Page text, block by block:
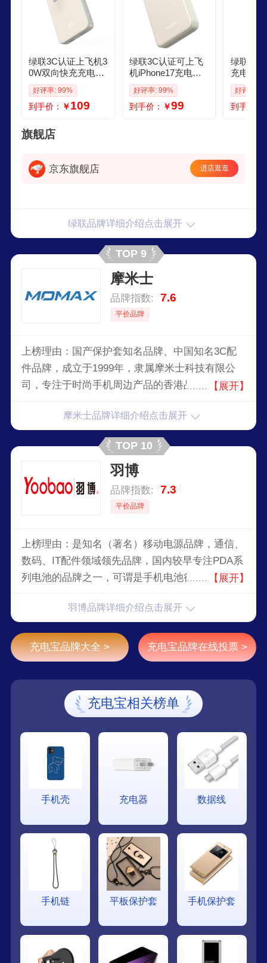
绿联3C认证上飞机3
0W双向快充充电宝
自带线10000毫安移
动电源适用iPhone1
7华为小米户外储能
好评率: 99%
到手价： ￥109
绿联3C认证可上飞
机iPhone17充电宝3
0W双向快充10000
mAh大容量移动电
源便携适用苹果华
好评率: 99%
到手价： ￥99
绿联3C
充电宝
毫安
量小巧
源适用
好评率:
到手价：
旗舰店
京东旗舰店 进店逛逛
绿联品牌详细介绍点击展开
TOP 9
摩米士
品牌指数: 7.6
平价品牌
上榜理由：国产保护套知名品牌、中国知名3C配
件品牌，成立于1999年，隶属摩米士科技有限公
司，专注于时尚手机周边产品的香港品牌，港澳地
数码产品配件品牌之一，德国红点大奖品获得者。
【展开】
摩米士品牌详细介绍点击展开
TOP 10
羽博
品牌指数: 7.3
平价品牌
上榜理由：是知名（著名）移动电源品牌，通信、
数码、IT配件领域领先品牌，国内较早专注PDA系
列电池的品牌之一，可谓是手机电池行业中的一匹
等多种多样的智能产品。在全球已经有上万个用
力。
【展开】
羽博品牌详细介绍点击展开
充电宝品牌大全 > 充电宝品牌在线投票 >
充电宝相关榜单
手机壳 充电器 数据线
手机链 平板保护套 手机保护套